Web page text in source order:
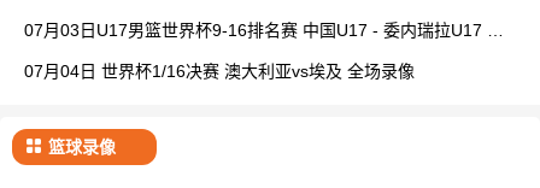
07月03日U17男篮世界杯9-16排名赛 中国U17 - 委内瑞拉U17 全
07月04日 世界杯1/16决赛 澳大利亚vs埃及 全场录像
篮球录像